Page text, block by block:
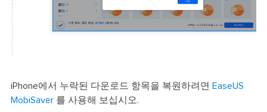
iPhone에서 누락된 다운로드 항목을 복원하려면 EaseUS
MobiSaver를 사용해 보십시오.